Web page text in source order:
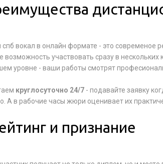
спб вокал в онлайн формате - это
возможность участвовать сразу в нескольких
уровне - ваши работы смотрят
круглосуточно 24/7 - подавайте заявку
А в рабочие часы жюри оценивает их
и признание